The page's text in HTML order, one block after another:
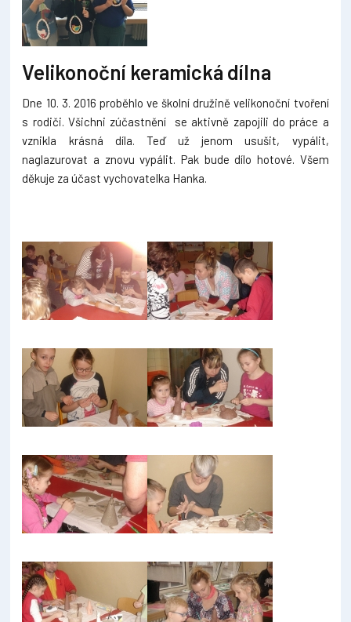
Velikonoční keramická dílna
Dne 10. 3. 2016 proběhlo ve školní družině velikonoční tvoření
s rodiči. Všichni zúčastnění se aktivně zapojili do práce a
vznikla krásná díla. Teď už jenom usušit, vypálit,
naglazurovat a znovu vypálit. Pak bude dílo hotové. Všem
děkuje za účast vychovatelka Hanka.